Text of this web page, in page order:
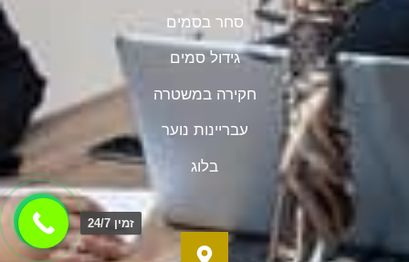
סחר בסמים
גידול סמים
חקירה במשטרה
עבריינות נוער
בלוג
זמין 24/7